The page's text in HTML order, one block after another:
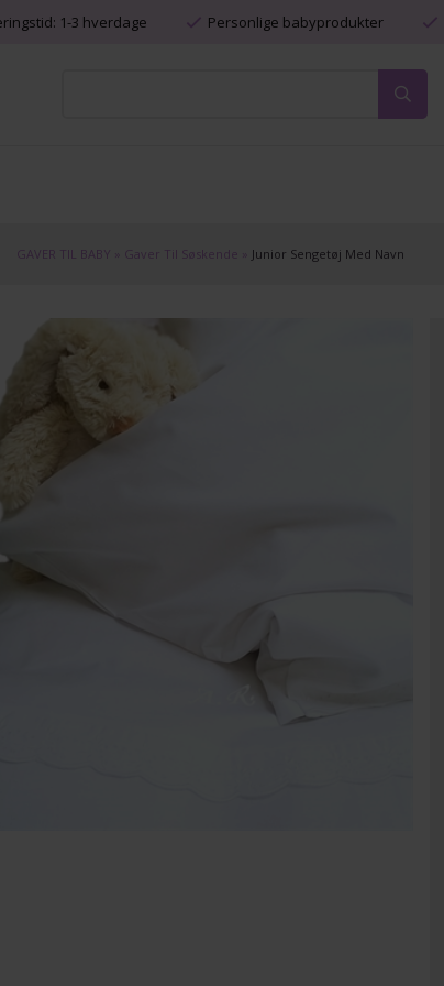
1-3 hverdage Personlige babyprodukter
GAVER TIL BABY Gaver Til Søskende Junior Sengetøj Med Navn